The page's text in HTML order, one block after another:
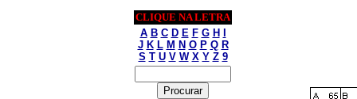
CLIQUE NA LETRA
A B C D E F G H
J K L M N O P Q R
S T U V W X Y Z 9